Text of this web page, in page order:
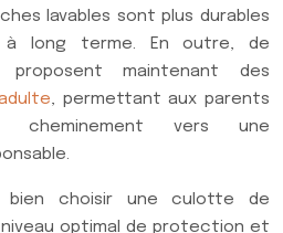
lavables sont plus durables
à long terme. En outre, de
proposent maintenant des
, permettant aux parents
cheminement vers une
bien choisir une culotte de
optimal de protection et